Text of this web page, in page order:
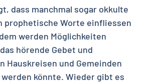
dass manchmal sogar okkulte
prophetische Worte einfliessen
werden Möglichkeiten
hörende Gebet und
Hauskreisen und Gemeinden
könnte. Wieder gibt es